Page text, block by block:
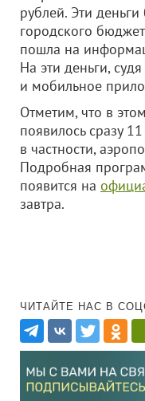
рублей. Эти
городского
пошла на
На эти деньги,
и мобильное
Отметим, что в
появилось сразу
в частности,
Подробная
появится на
завтра.
ЧИТАЙТЕ НАС В